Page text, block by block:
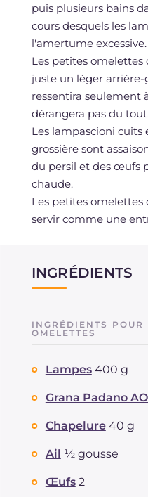
puis plusieurs bains
cours desquels les
l'amertume excessive.
Les petites
juste un léger
ressentira seulement
dérangera pas du tout.
Les lampascioni
grossière sont
du persil et des œufs
chaude.
Les petites omelettes
servir comme une
INGRÉDIENTS
INGRÉDIENTS POUR
OMELETTES
Lampes 400 g
Grana Padano
Chapelure 40 g
Ail ½ gousse
Œufs 2